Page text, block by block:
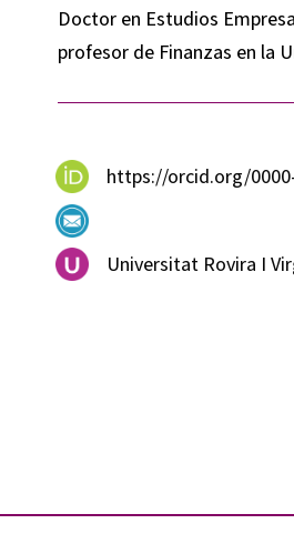
Doctor en Estudios
profesor de Finanzas en la
https://orcid.org/
Universitat Rovira I